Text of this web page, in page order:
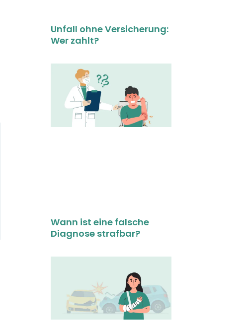
Unfall ohne Versicherung:
Wer zahlt?
Wann ist eine falsche
Diagnose strafbar?